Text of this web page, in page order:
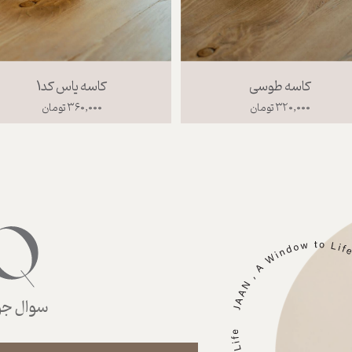
کاسه یاس کد1
۳۶۰,۰۰۰ تومان
کاسه طوسی
۳۲۰,۰۰۰ تومان
سوال